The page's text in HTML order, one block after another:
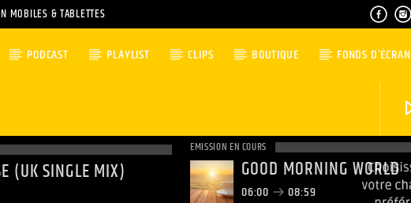
MOBILES & TABLETTES
PODCAST PLAYLIST CLIPS BOUTIQUE FONDS D’ÉCRAN
(UK SINGLE MIX)
EMISSION EN COURS
GOOD MORNING WORLD
06:00 08:59